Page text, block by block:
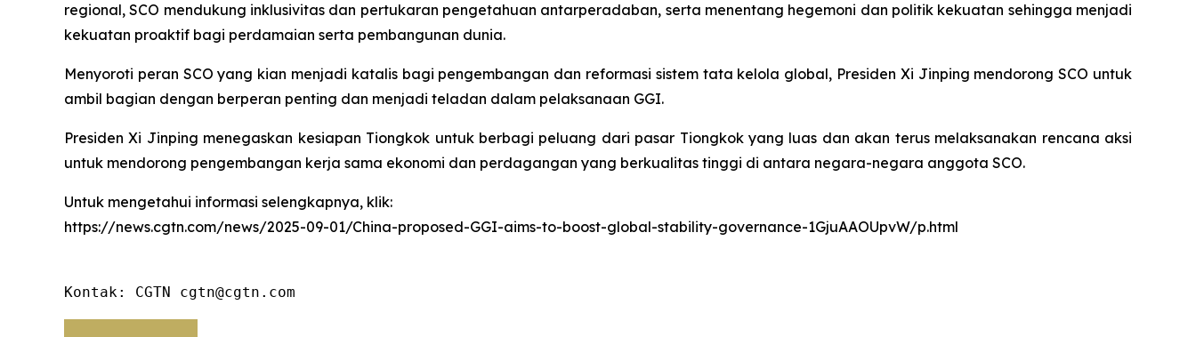
regional, SCO mendukung inklusivitas dan pertukaran pengetahuan antarperadaban, serta menentang hegemoni dan politik kekuatan sehingga menjadi
kekuatan proaktif bagi perdamaian serta pembangunan dunia.
Menyoroti peran SCO yang kian menjadi katalis bagi pengembangan dan reformasi sistem tata kelola global, Presiden Xi Jinping mendorong SCO untuk
ambil bagian dengan berperan penting dan menjadi teladan dalam pelaksanaan GGI.
Presiden Xi Jinping menegaskan kesiapan Tiongkok untuk berbagi peluang dari pasar Tiongkok yang luas dan akan terus melaksanakan rencana aksi
untuk mendorong pengembangan kerja sama ekonomi dan perdagangan yang berkualitas tinggi di antara negara-negara anggota SCO.
Untuk mengetahui informasi selengkapnya, klik:
https://news.cgtn.com/news/2025-09-01/China-proposed-GGI-aims-to-boost-global-stability-governance-1GjuAAOUpvW/p.html
Kontak: CGTN cgtn@cgtn.com